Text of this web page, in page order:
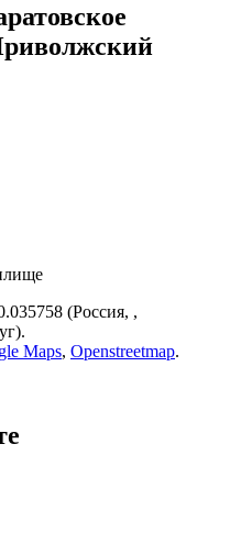
(Россия, ,
Maps, Openstreetmap.